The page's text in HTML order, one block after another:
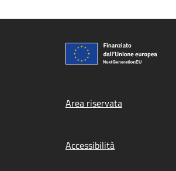
Footer menu
Area riservata
Accessibilità